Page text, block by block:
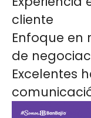
cliente
Enfoque en
de
Excelentes